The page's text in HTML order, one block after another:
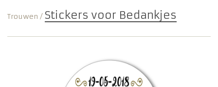
Trouwen / Stickers voor Bedankjes